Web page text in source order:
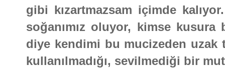
gibi kızartmazsam içimde
soğanımız oluyor, kimse kusura
diye kendimi bu mucizeden uzak
kullanılmadığı, sevilmediği bir